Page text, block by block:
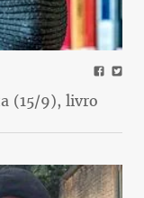
(15/9), livro